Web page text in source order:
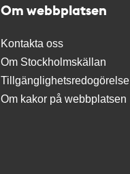
Om webbplatsen
Kontakta oss
Om Stockholmskällan
Tillgänglighetsredogörelse
Om kakor på webbplatsen